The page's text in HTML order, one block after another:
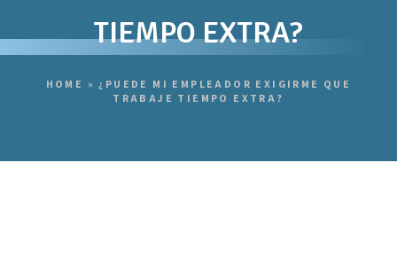
TIEMPO EXTRA?
HOME »¿PUEDE MI EMPLEADOR EXIGIRME QUE
TRABAJE TIEMPO EXTRA?